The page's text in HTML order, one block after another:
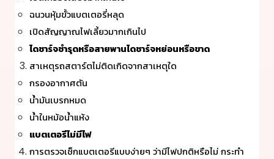
ฉนวนหุ้มขั้วแบตเตอรี่หลุด
เปิดสัญญาณไฟเลี้ยวมากเกินไป
ไดชาร์จชำรุดหรือสายพานไดชาร์จหย่อนหรือขาด
สาเหตุรถสตาร์ตไม่ติดเกิดจากสาเหตุใด
กรองอากาศตัน
น้ำมันเบรกหมด
น้ำในหม้อน้ำแห้ง
แบตเตอรีไม่มีไฟ
การตรวจเช็กแบตเตอรีแบบง่ายๆ ว่ามีไฟปกติหรือไม่ กระทำ